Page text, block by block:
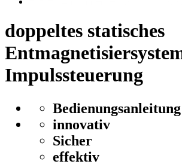
doppeltes statisches
Impulssteuerung
Bedienungsanleitung
innovativ
Sicher
effektiv